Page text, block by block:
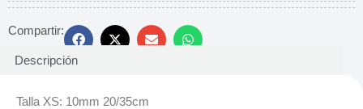
Compartir:
Descripción
Talla XS: 10mm 20/35cm